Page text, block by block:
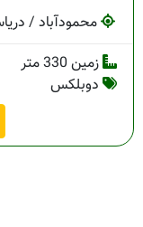
محمودآباد /
زمین 330 متر
دوبلکس